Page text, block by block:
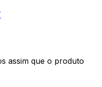
assim que o produto